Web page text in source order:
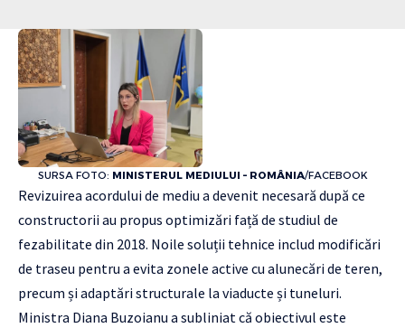
SURSA FOTO: MINISTERUL MEDIULUI – ROMÂNIA/FACEBOOK
Revizuirea acordului de mediu a devenit necesară după ce
constructorii au propus optimizări față de studiul de
fezabilitate din 2018. Noile soluții tehnice includ modificări
de traseu pentru a evita zonele active cu alunecări de teren,
precum și adaptări structurale la viaducte și tuneluri.
Ministra Diana Buzoianu a subliniat că obiectivul este